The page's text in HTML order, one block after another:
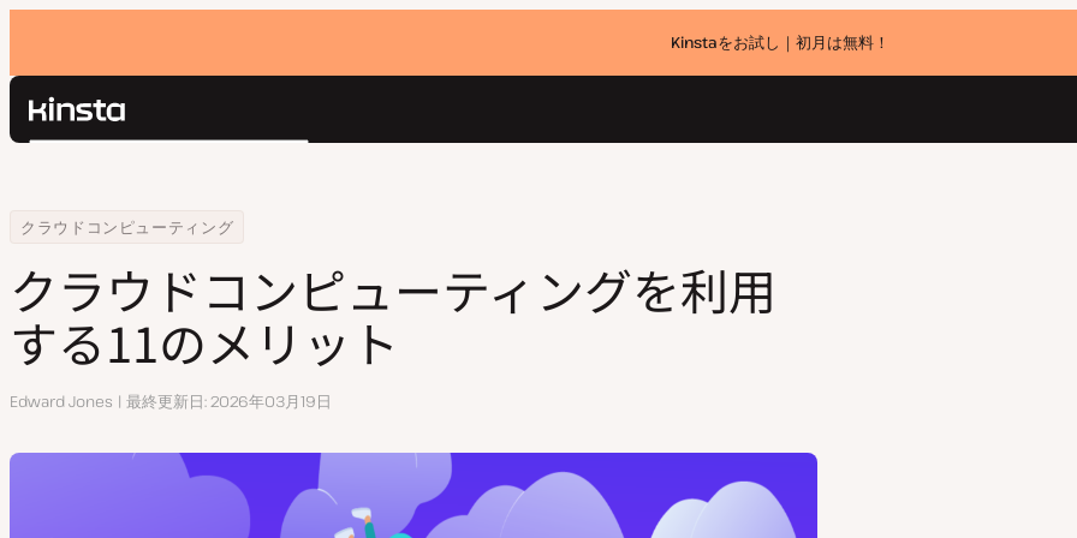
Kinstaをお試し｜初月は無料！
Kinsta®
価格設定
お問い合わせ
検
Home
リソースセンター
クラウドコンピューティング
クラウドコンピューティングを利用する11のメリット
クラウドコンピューティングを利用
する11のメリット
執
Edward Jones 最終更新日 2026年03月19日